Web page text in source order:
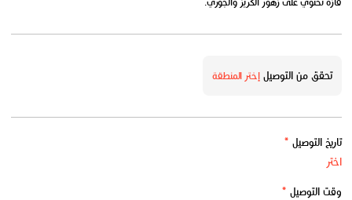
تحقق من التوصيلإختر المنطقة
تاريخ التوصيل *
وقت التوصيل *